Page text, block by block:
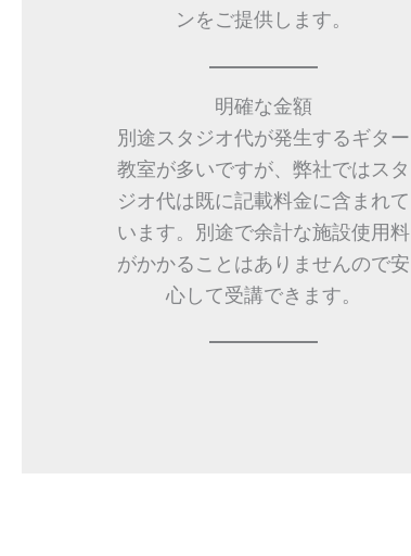
ンをご提供します。
明確な金額
別途スタジオ代が発生するギター
教室が多いですが、弊社ではスタ
ジオ代は既に記載料金に含まれて
います。別途で余計な施設使用料
がかかることはありませんので安
心して受講できます。